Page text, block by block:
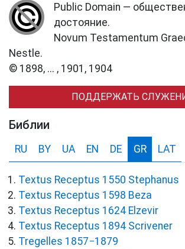
Public Domain —
достояние.
Novum Testamentum
Nestle.
© 1898, ... , 1901, 1904
ПОДДЕРЖАТЬ
Библии
RU BY UA EN DE GR LAT
Textus Receptus 1550 Stephanus
Textus Receptus 1598 Beza
Textus Receptus 1624 Elzevir
Textus Receptus 1894 Scrivener
Tregelles 1857−1879